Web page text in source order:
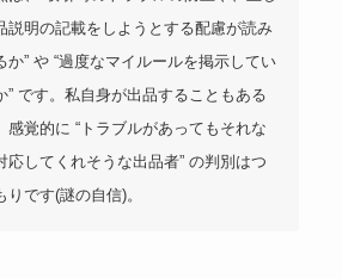
説明の記載をしようとする配慮が読み
か” や “過度なマイルールを掲示してい
” です。私自身が出品することもある
感覚的に “トラブルがあってもそれな
応してくれそうな出品者” の判別はつ
りです(謎の自信)。